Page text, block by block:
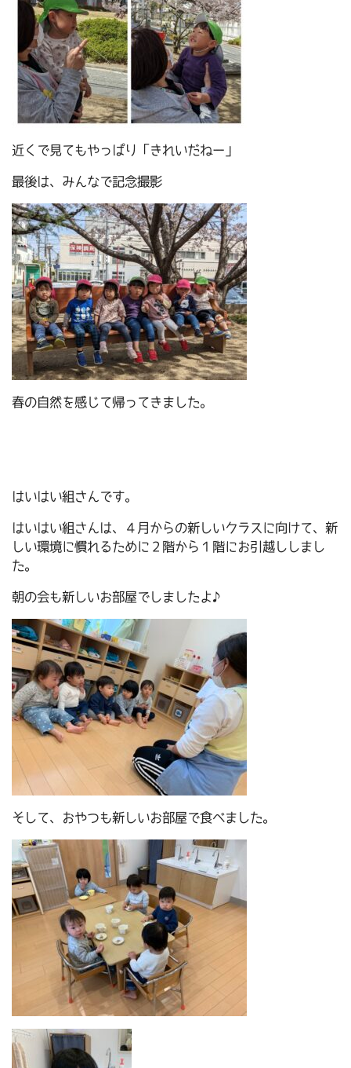
近くで見てもやっぱり「きれいだねー」
最後は、みんなで記念撮影
春の自然を感じて帰ってきました。
はいはい組さんです。
はいはい組さんは、４月からの新しいクラスに向けて、新
しい環境に慣れるために２階から１階にお引越ししまし
た。
朝の会も新しいお部屋でしましたよ♪
そして、おやつも新しいお部屋で食べました。